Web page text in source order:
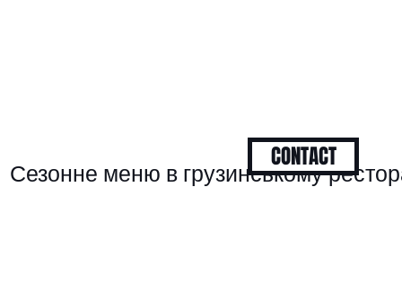
Сезонне меню в грузинському
CONTACT